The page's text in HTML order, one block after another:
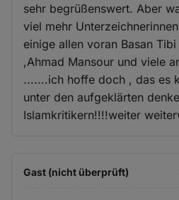
sehr begrüßenswert. Aber
viel mehr
einige allen voran Basan
,Ahmad Mansour und viele
.......ich hoffe doch , das es
unter den aufgeklärten
Islamkritikern!!!!weiter
Gast (nicht überprüft)